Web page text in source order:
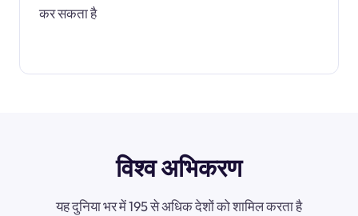
कर सकता है
विश्व अभिकरण
यह दुनिया भर में 195 से अधिक देशों को शामिल करता है